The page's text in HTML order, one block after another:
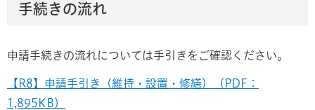
手続きの流れ
申請手続きの流れについては手引きをご確認ください。
【R8】申請手引き（維持・設置・修繕）（PDF：
1,895KB）